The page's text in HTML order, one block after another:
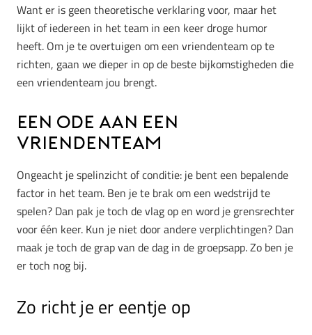
Want er is geen theoretische verklaring voor, maar het
lijkt of iedereen in het team in een keer droge humor
heeft. Om je te overtuigen om een vriendenteam op te
richten, gaan we dieper in op de beste bijkomstigheden die
een vriendenteam jou brengt.
Een ode aan een
vriendenteam
Ongeacht je spelinzicht of conditie: je bent een bepalende
factor in het team. Ben je te brak om een wedstrijd te
spelen? Dan pak je toch de vlag op en word je grensrechter
voor één keer. Kun je niet door andere verplichtingen? Dan
maak je toch de grap van de dag in de groepsapp. Zo ben je
er toch nog bij.
Zo richt je er eentje op